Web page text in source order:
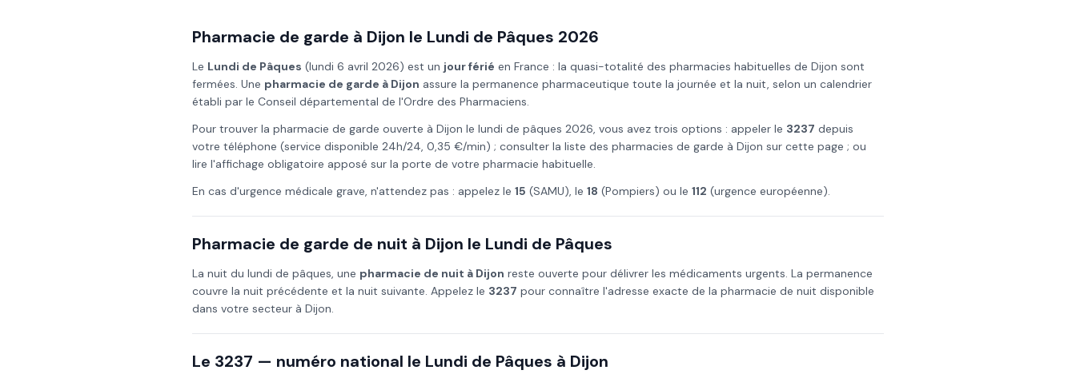
Pharmacie de garde à Dijon le Lundi de Pâques 2026
Le Lundi de Pâques (lundi 6 avril 2026) est un jour férié en France : la quasi-totalité des pharmacies habituelles de Dijon sont
fermées. Une pharmacie de garde à Dijon assure la permanence pharmaceutique toute la journée et la nuit, selon un calendrier
établi par le Conseil départemental de l'Ordre des Pharmaciens.
Pour trouver la pharmacie de garde ouverte à Dijon le lundi de pâques 2026, vous avez trois options : appeler le 3237 depuis
votre téléphone (service disponible 24h/24, 0,35 €/min) ; consulter la liste des pharmacies de garde à Dijon sur cette page ; ou
lire l'affichage obligatoire apposé sur la porte de votre pharmacie habituelle.
En cas d'urgence médicale grave, n'attendez pas : appelez le 15 (SAMU), le 18 (Pompiers) ou le 112 (urgence européenne).
Pharmacie de garde de nuit à Dijon le Lundi de Pâques
La nuit du lundi de pâques, une pharmacie de nuit à Dijon reste ouverte pour délivrer les médicaments urgents. La permanence
couvre la nuit précédente et la nuit suivante. Appelez le 3237 pour connaître l'adresse exacte de la pharmacie de nuit disponible
dans votre secteur à Dijon.
Le 3237 — numéro national le Lundi de Pâques à Dijon